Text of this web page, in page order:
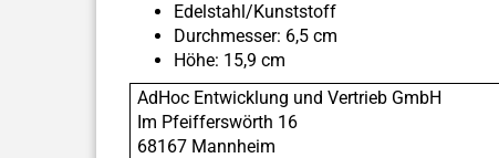
Edelstahl/Kunststoff
Durchmesser: 6,5 cm
Höhe: 15,9 cm
AdHoc Entwicklung und Vertrieb GmbH
Im Pfeifferswörth 16
68167 Mannheim